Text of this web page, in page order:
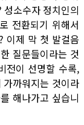
소수자 정치인의
전환되기 위해서
이제 막 첫 발걸음
질문들이라는 것
전이 선명할 수록,
까워지는 것이라
해나가고 싶습니